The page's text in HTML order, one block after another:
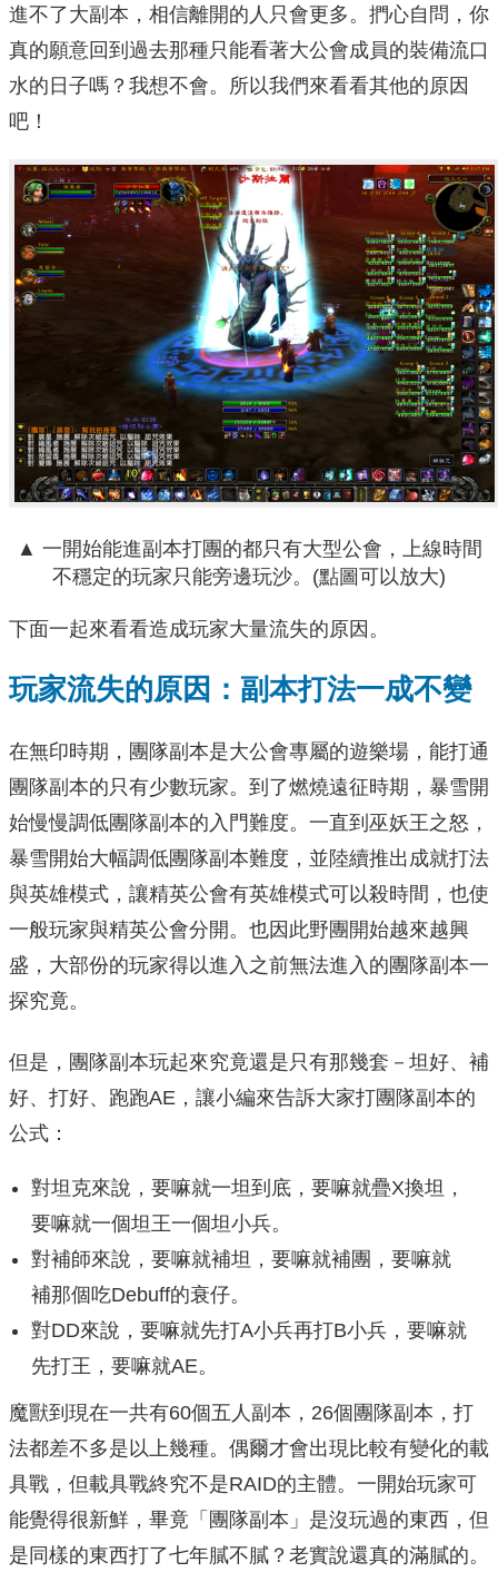
進不了大副本，相信離開的人只會更多。捫心自問，你
真的願意回到過去那種只能看著大公會成員的裝備流口
水的日子嗎？我想不會。所以我們來看看其他的原因
吧！
▲ 一開始能進副本打團的都只有大型公會，上線時間
不穩定的玩家只能旁邊玩沙。(點圖可以放大)
下面一起來看看造成玩家大量流失的原因。
玩家流失的原因：副本打法一成不變
在無印時期，團隊副本是大公會專屬的遊樂場，能打通
團隊副本的只有少數玩家。到了燃燒遠征時期，暴雪開
始慢慢調低團隊副本的入門難度。一直到巫妖王之怒，
暴雪開始大幅調低團隊副本難度，並陸續推出成就打法
與英雄模式，讓精英公會有英雄模式可以殺時間，也使
一般玩家與精英公會分開。也因此野團開始越來越興
盛，大部份的玩家得以進入之前無法進入的團隊副本一
探究竟。
但是，團隊副本玩起來究竟還是只有那幾套－坦好、補
好、打好、跑跑AE，讓小編來告訴大家打團隊副本的
公式：
對坦克來說，要嘛就一坦到底，要嘛就疊X換坦，
要嘛就一個坦王一個坦小兵。
對補師來說，要嘛就補坦，要嘛就補團，要嘛就
補那個吃Debuff的衰仔。
對DD來說，要嘛就先打A小兵再打B小兵，要嘛就
先打王，要嘛就AE。
魔獸到現在一共有60個五人副本，26個團隊副本，打
法都差不多是以上幾種。偶爾才會出現比較有變化的載
具戰，但載具戰終究不是RAID的主體。一開始玩家可
能覺得很新鮮，畢竟「團隊副本」是沒玩過的東西，但
是同樣的東西打了七年膩不膩？老實說還真的滿膩的。